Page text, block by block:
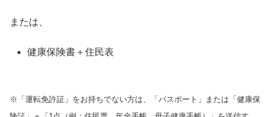
または、
健康保険書＋住民表
※「運転免許証」をお持ちでない方は、「パスポート」または「健康保